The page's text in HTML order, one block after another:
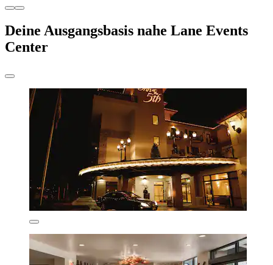
Deine Ausgangsbasis nahe Lane Events
Center